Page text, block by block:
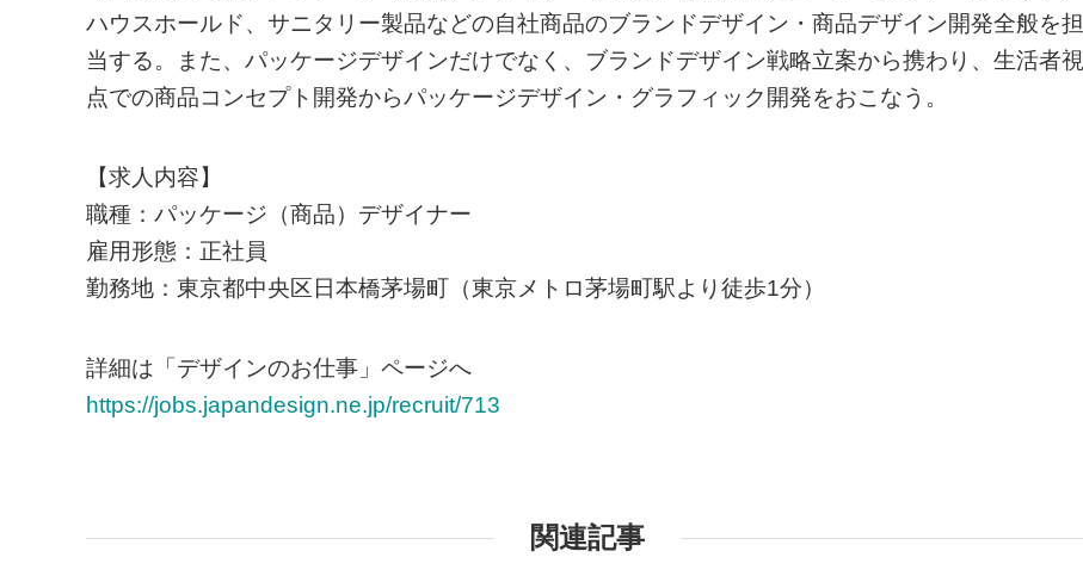
ハウスホールド、サニタリー製品などの自社商品のブランドデザイン・商品デザイン開発全般を担
当する。また、パッケージデザインだけでなく、ブランドデザイン戦略立案から携わり、生活者視
点での商品コンセプト開発からパッケージデザイン・グラフィック開発をおこなう。
【求人内容】
職種：パッケージ（商品）デザイナー
雇用形態：正社員
勤務地：東京都中央区日本橋茅場町（東京メトロ茅場町駅より徒歩1分）
詳細は「デザインのお仕事」ページへ
https://jobs.japandesign.ne.jp/recruit/713
関連記事